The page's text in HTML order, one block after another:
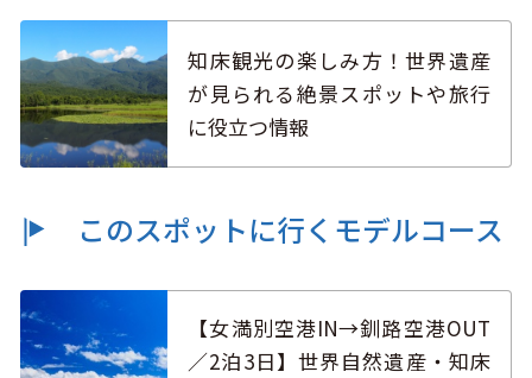
知床観光の楽しみ方！世界遺産
が見られる絶景スポットや旅行
に役立つ情報
このスポットに行くモデルコース
【女満別空港IN→釧路空港OUT
／2泊3日】世界自然遺産・知床